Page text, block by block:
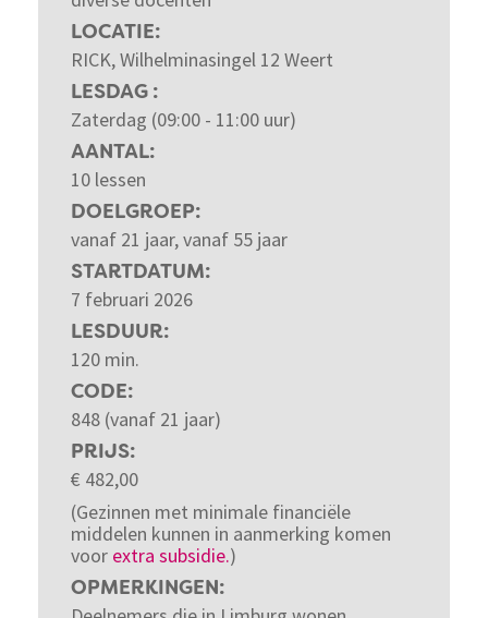
LOCATIE
RICK, Wilhelminasingel 12 Weert
LESDAG
Zaterdag (09:00 - 11:00 uur)
AANTAL
10 lessen
DOELGROEP
vanaf 21 jaar, vanaf 55 jaar
STARTDATUM
7 februari 2026
LESDUUR
120 min.
CODE
848 (vanaf 21 jaar)
PRIJS
€ 482,00
(Gezinnen met minimale financiële
middelen kunnen in aanmerking komen
voor extra subsidie.)
OPMERKINGEN